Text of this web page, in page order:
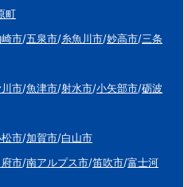
町
市/五泉市/糸魚川市/妙高市/三条
市/魚津市/射水市/小矢部市/砺波
市/加賀市/白山市
市/南アルプス市/笛吹市/富士河